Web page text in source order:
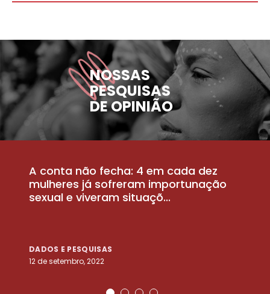
NOSSAS
PESQUISAS
DE OPINIÃO
A conta não fecha: 4 em cada dez
mulheres já sofreram importunação
sexual e viveram situaçõ...
DADOS E PESQUISAS
12 de setembro, 2022